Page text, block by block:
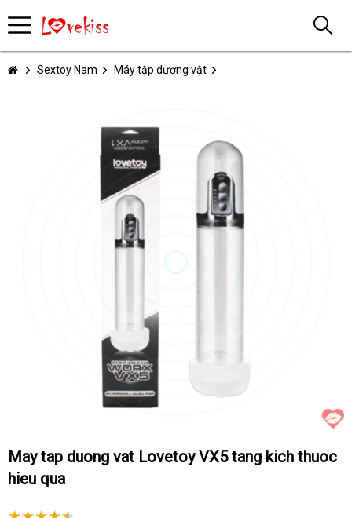
Sextoy Nam Máy tập dương vật
May tap duong vat Lovetoy VX5 tang kich thuoc
hieu qua